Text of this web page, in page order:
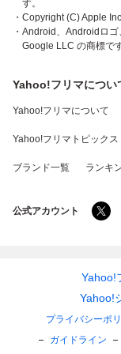
す。
・Copyright (C) Apple
・Android、Androidロ
Google LLC の商標です
Yahoo!フリマについ
Yahoo!フリマについて
Yahoo!フリマトピックス
ブランド一覧 ランキ
公式アカウント
Yahoo!
Yahoo!
プライバシーポ
ガイドライン